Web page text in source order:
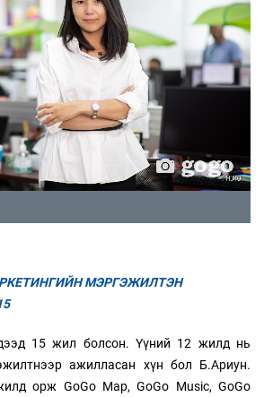
МЭРГЭЖИЛТЭН
15 жил болсон. Үүний 12 жилд нь
ажилласан хүн бол Б.Ариун.
орж GoGo Map, GoGo Music, GoGo